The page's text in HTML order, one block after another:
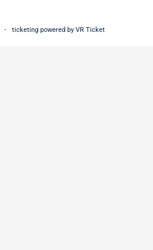
ticketing powered by VR Ticket